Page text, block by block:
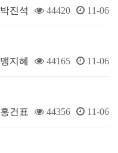
박진석 44420 11-06
맹지혜 44165 11-06
홍건표 44356 11-06